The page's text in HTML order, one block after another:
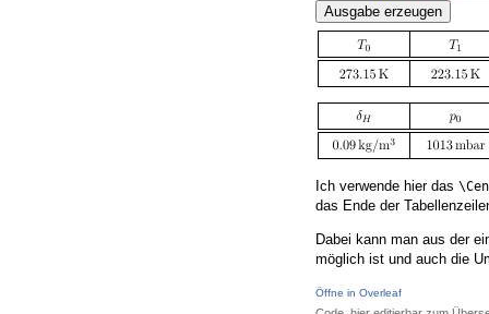
Ausgabe erzeugen
Ich verwende hier das
das Ende der
Dabei kann man aus der
möglich ist und auch die
Öffne in Overleaf